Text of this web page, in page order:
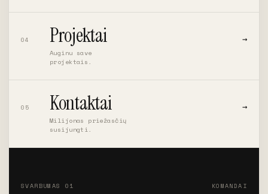
04 Projektai
Auginu save
projektais.
→
05 Kontaktai
Milijonas priežasčių
susijungti.
→
SVARBUMAS 01 KOMANDAI